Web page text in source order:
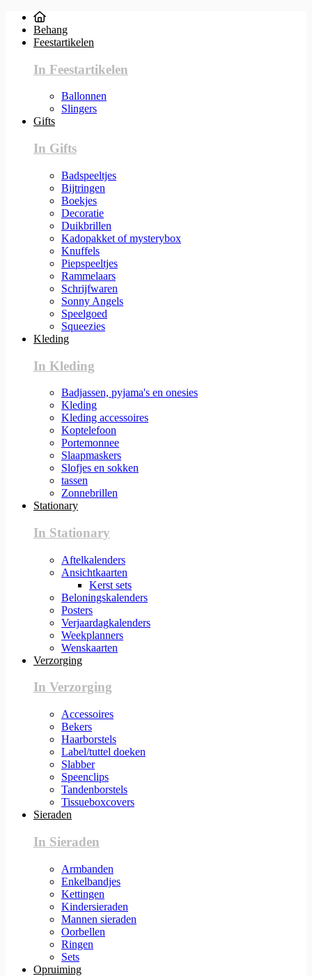
Behang
Feestartikelen
In Feestartikelen
Ballonnen
Slingers
Gifts
In Gifts
Badspeeltjes
Bijtringen
Boekjes
Decoratie
Duikbrillen
Kadopakket of mysterybox
Knuffels
Piepspeeltjes
Rammelaars
Schrijfwaren
Sonny Angels
Speelgoed
Squeezies
Kleding
In Kleding
Badjassen, pyjama's en onesies
Kleding
Kleding accessoires
Koptelefoon
Portemonnee
Slaapmaskers
Slofjes en sokken
tassen
Zonnebrillen
Stationary
In Stationary
Aftelkalenders
Ansichtkaarten
Kerst sets
Beloningskalenders
Posters
Verjaardagkalenders
Weekplanners
Wenskaarten
Verzorging
In Verzorging
Accessoires
Bekers
Haarborstels
Label/tuttel doeken
Slabber
Speenclips
Tandenborstels
Tissueboxcovers
Sieraden
In Sieraden
Armbanden
Enkelbandjes
Kettingen
Kindersieraden
Mannen sieraden
Oorbellen
Ringen
Sets
Opruiming